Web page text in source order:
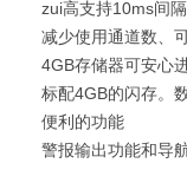
zui高支持10ms间
减少使用通道数、
4GB存储器可安心
标配4GB的闪存。
便利的功能
警报输出功能和导